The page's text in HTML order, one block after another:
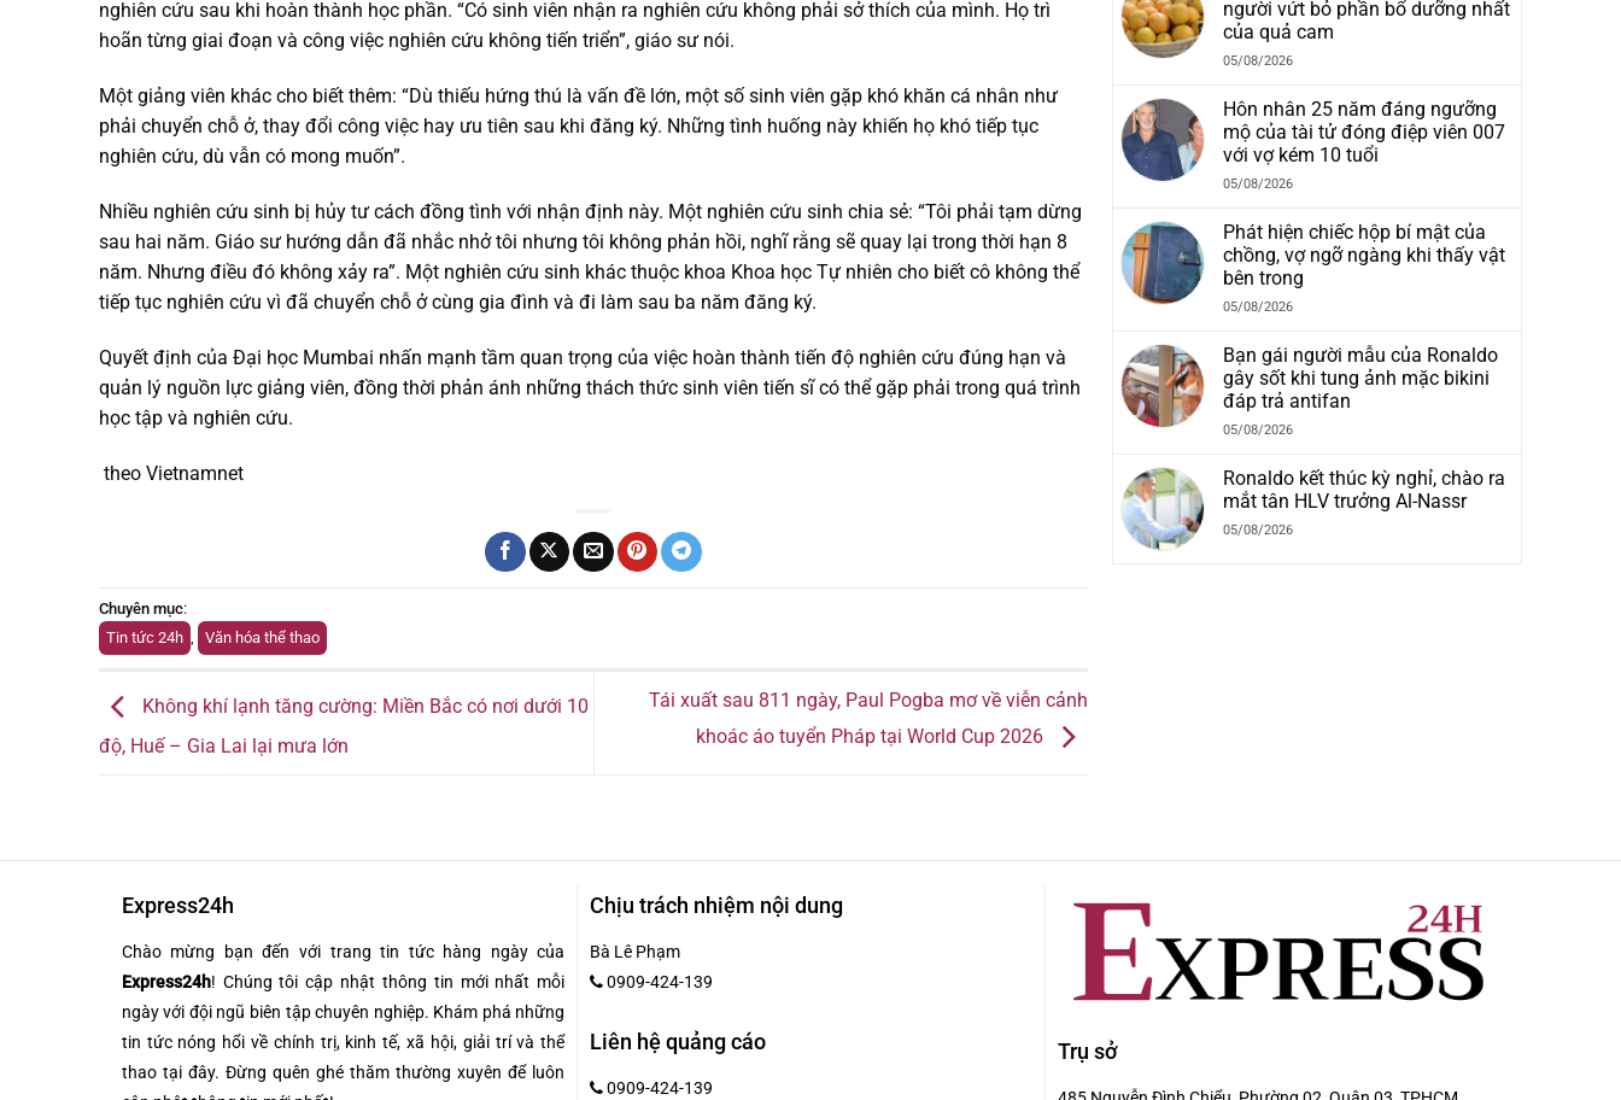
nghiên cứu sau khi hoàn thành học phần. “Có sinh viên nhận ra nghiên cứu không phải sở thích của mình. Họ trì
hoãn từng giai đoạn và công việc nghiên cứu không tiến triển”, giáo sư nói.
Một giảng viên khác cho biết thêm: “Dù thiếu hứng thú là vấn đề lớn, một số sinh viên gặp khó khăn cá nhân như
phải chuyển chỗ ở, thay đổi công việc hay ưu tiên sau khi đăng ký. Những tình huống này khiến họ khó tiếp tục
nghiên cứu, dù vẫn có mong muốn”.
Nhiều nghiên cứu sinh bị hủy tư cách đồng tình với nhận định này. Một nghiên cứu sinh chia sẻ: “Tôi phải tạm dừng
sau hai năm. Giáo sư hướng dẫn đã nhắc nhở tôi nhưng tôi không phản hồi, nghĩ rằng sẽ quay lại trong thời hạn 8
năm. Nhưng điều đó không xảy ra”. Một nghiên cứu sinh khác thuộc khoa Khoa học Tự nhiên cho biết cô không thể
tiếp tục nghiên cứu vì đã chuyển chỗ ở cùng gia đình và đi làm sau ba năm đăng ký.
Quyết định của Đại học Mumbai nhấn mạnh tầm quan trọng của việc hoàn thành tiến độ nghiên cứu đúng hạn và
quản lý nguồn lực giảng viên, đồng thời phản ánh những thách thức sinh viên tiến sĩ có thể gặp phải trong quá trình
học tập và nghiên cứu.
theo Vietnamnet
Chuyên mục:
Tin tức 24h
Văn hóa thể thao
Không khí lạnh tăng cường: Miền Bắc có nơi dưới 10
độ, Huế – Gia Lai lại mưa lớn
Tái xuất sau 811 ngày, Paul Pogba mơ về viễn cảnh
khoác áo tuyển Pháp tại World Cup 2026
người vứt bỏ phần bổ dưỡng nhất
của quả cam
05/08/2026
Hôn nhân 25 năm đáng ngưỡng
mộ của tài tử đóng điệp viên 007
với vợ kém 10 tuổi
05/08/2026
Phát hiện chiếc hộp bí mật của
chồng, vợ ngỡ ngàng khi thấy vật
bên trong
05/08/2026
Bạn gái người mẫu của Ronaldo
gây sốt khi tung ảnh mặc bikini
đáp trả antifan
05/08/2026
Ronaldo kết thúc kỳ nghỉ, chào ra
mắt tân HLV trưởng Al-Nassr
05/08/2026
Express24h
Chào mừng bạn đến với trang tin tức hàng ngày của
Express24h! Chúng tôi cập nhật thông tin mới nhất mỗi
ngày với đội ngũ biên tập chuyên nghiệp. Khám phá những
tin tức nóng hổi về chính trị, kinh tế, xã hội, giải trí và thể
thao tại đây. Đừng quên ghé thăm thường xuyên để luôn
Chịu trách nhiệm nội dung
Bà Lê Phạm
0909-424-139
Liên hệ quảng cáo
0909-424-139
Trụ sở